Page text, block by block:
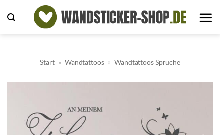
Inhalt
Start » Wandtattoos » Wandtattoos Sprüche